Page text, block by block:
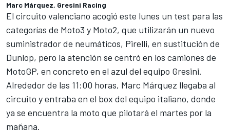
Marc Márquez, Gresini Racing
El circuito valenciano acogió este lunes un test para las
categorías de Moto3 y Moto2, que utilizarán un nuevo
suministrador de neumáticos, Pirelli, en sustitución de
Dunlop, pero la atención se centró en los camiones de
MotoGP, en concreto en el azul del equipo Gresini.
Alrededor de las 11:00 horas, Marc Márquez llegaba al
circuito y entraba en el box del equipo italiano, donde
ya se encuentra la moto que pilotará el martes por la
mañana.